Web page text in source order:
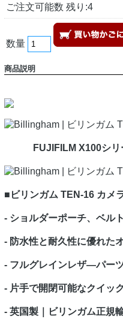
ご注文可能数 残り:4
数量
商品説明
FUJIFILM X100シ
■ビリンガム TEN-16 カメ
- ショルダーポーチ、ベル
- 防水性と耐久性に優れた
- フルグレインレザ―パー
- 片手で開閉可能なクイッ
- 英国製｜ビリンガム正規